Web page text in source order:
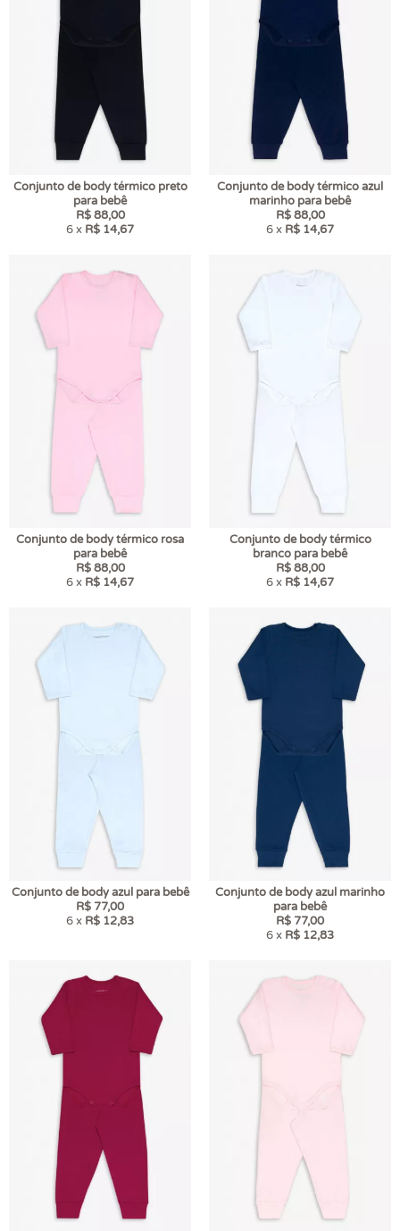
Conjunto de body térmico preto
para bebê
R$ 88,00
6 x R$ 14,67
Conjunto de body térmico azul
marinho para bebê
R$ 88,00
6 x R$ 14,67
Conjunto de body térmico rosa
para bebê
R$ 88,00
6 x R$ 14,67
Conjunto de body térmico
branco para bebê
R$ 88,00
6 x R$ 14,67
Conjunto de body azul para bebê
R$ 77,00
6 x R$ 12,83
Conjunto de body azul marinho
para bebê
R$ 77,00
6 x R$ 12,83